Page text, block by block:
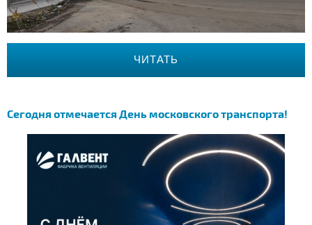
ЧИТАТЬ
Сегодня отмечается День московского транспорта!